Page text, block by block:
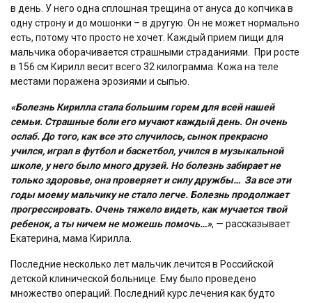
в день. У него одна сплошная трещина от ануса до копчика в
одну строну и до мошонки – в другую. Он не может нормально
есть, потому что просто не хочет. Каждый прием пищи для
мальчика оборачивается страшными страданиями. При росте
в 156 см Кирилл весит всего 32 килограмма. Кожа на теле
местами поражена эрозиями и сыпью.
«Болезнь Кирилла стала большим горем для всей нашей
семьи. Страшные боли его мучают каждый день. Он очень
ослаб. До того, как все это случилось, сынок прекрасно
учился, играл в футбол и баскетбол, учился в музыкальной
школе, у него было много друзей. Но болезнь забирает не
только здоровье, она проверяет и силу дружбы… За все эти
годы моему мальчику не стало легче. Болезнь продолжает
прогрессировать. Очень тяжело видеть, как мучается твой
ребенок, а ты ничем не можешь помочь…», — рассказывает
Екатерина, мама Кирилла.
Последние несколько лет мальчик лечится в Российской
детской клинической больнице. Ему было проведено
множество операций. Последний курс лечения как будто